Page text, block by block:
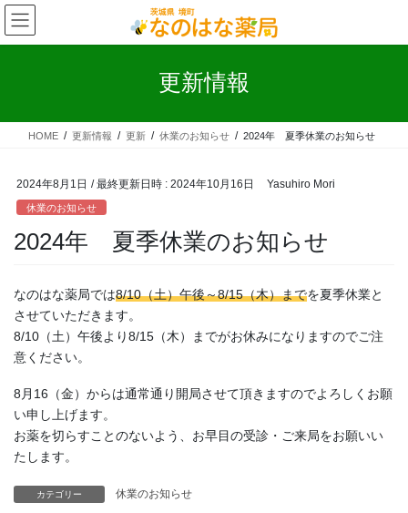
コ
ン
テ
ス
ナ
ビ
ゲ
ン
更新情報
HOME 更新情報 更新 休業のお知らせ 2024年 夏季休業のお知らせ
2024年8月1日 / 最終更新日時 : 2024年10月16日 Yasuhiro Mori
休業のお知らせ
2024年 夏季休業のお知らせ
なのはな薬局では8/10（土）午後～8/15（木）までを夏季休業と
させていただきます。
8/10（土）午後より8/15（木）までがお休みになりますのでご注
意ください。
8月16（金）からは通常通り開局させて頂きますのでよろしくお願
い申し上げます。
お薬を切らすことのないよう、お早目の受診・ご来局をお願いい
たします。
カテゴリー 休業のお知らせ